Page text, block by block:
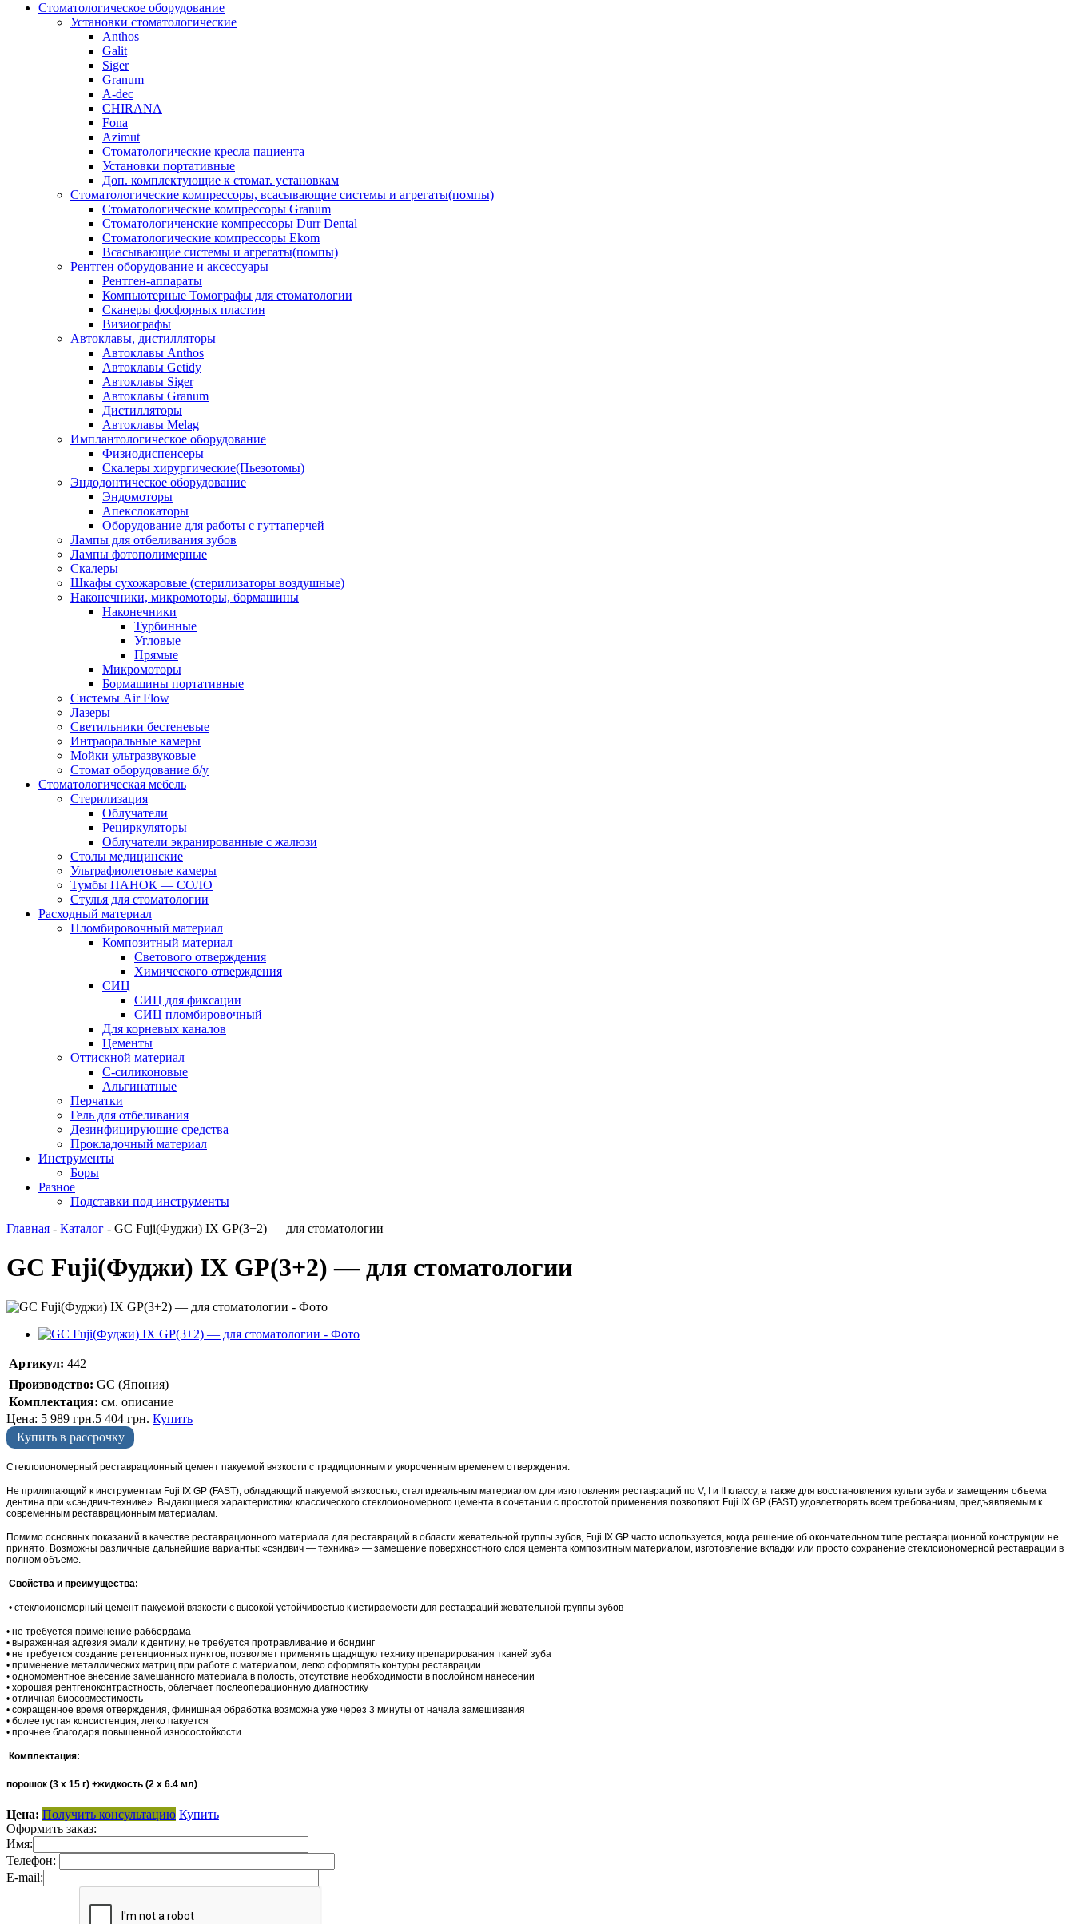
Стоматологическое оборудование
Установки стоматологические
Anthos
Galit
Siger
Granum
A-dec
CHIRANA
Fona
Azimut
Стоматологические кресла пациента
Установки портативные
Доп. комплектующие к стомат. установкам
Стоматологические компрессоры, всасывающие системы и агрегаты(помпы)
Стоматологические компрессоры Granum
Стоматологиченские компрессоры Durr Dental
Стоматологические компрессоры Ekom
Всасывающие системы и агрегаты(помпы)
Рентген оборудование и аксессуары
Рентген-аппараты
Компьютерные Томографы для стоматологии
Сканеры фосфорных пластин
Визиографы
Автоклавы, дистилляторы
Автоклавы Anthos
Автоклавы Getidy
Автоклавы Siger
Автоклавы Granum
Дистилляторы
Автоклавы Melag
Имплантологическое оборудование
Физиодиспенсеры
Скалеры хирургические(Пьезотомы)
Эндодонтическое оборудование
Эндомоторы
Апекслокаторы
Оборудование для работы с гуттаперчей
Лампы для отбеливания зубов
Лампы фотополимерные
Скалеры
Шкафы сухожаровые (стерилизаторы воздушные)
Наконечники, микромоторы, бормашины
Наконечники
Турбинные
Угловые
Прямые
Микромоторы
Бормашины портативные
Системы Air Flow
Лазеры
Светильники бестеневые
Интраоральные камеры
Мойки ультразвуковые
Стомат оборудование б/у
Стоматологическая мебель
Стерилизация
Облучатели
Рециркуляторы
Облучатели экранированные с жалюзи
Столы медицинские
Ультрафиолетовые камеры
Тумбы ПАНОК — СОЛО
Стулья для стоматологии
Расходный материал
Пломбировочный материал
Композитный материал
Светового отверждения
Химического отверждения
СИЦ
СИЦ для фиксации
СИЦ пломбировочный
Для корневых каналов
Цементы
Оттискной материал
С-силиконовые
Альгинатные
Перчатки
Гель для отбеливания
Дезинфицирующие средства
Прокладочный материал
Инструменты
Боры
Разное
Подставки под инструменты
Главная - Каталог - GC Fuji(Фуджи) IX GP(3+2) — для стоматологии
GC Fuji(Фуджи) IX GP(3+2) — для стоматологии
Артикул: 442
Производство: GC (Япония)
Комплектация: см. описание
Цена: 5 989 грн.5 404 грн. Купить
Купить в рассрочку
Стеклоиономерный реставрационный цемент пакуемой вязкости с традиционным и укороченным временем отверждения.
Не прилипающий к инструментам Fuji IX GP (FAST), обладающий пакуемой вязкостью, стал идеальным материалом для изготовления реставраций по V, I и II классу, а также для восстановления культи зуба и замещения объема
дентина при «сэндвич-технике». Выдающиеся характеристики классического стеклоиономерного цемента в сочетании с простотой применения позволяют Fuji IX GP (FAST) удовлетворять всем требованиям, предъявляемым к
современным реставрационным материалам.
Помимо основных показаний в качестве реставрационного материала для реставраций в области жевательной группы зубов, Fuji IX GP часто используется, когда решение об окончательном типе реставрационной конструкции не
принято. Возможны различные дальнейшие варианты: «сэндвич — техника» — замещение поверхностного слоя цемента композитным материалом, изготовление вкладки или просто сохранение стеклоиономерной реставрации в
полном объеме.
Свойства и преимущества:
• стеклоиономерный цемент пакуемой вязкости с высокой устойчивостью к истираемости для реставраций жевательной группы зубов
• не требуется применение раббердама
• выраженная адгезия эмали к дентину, не требуется протравливание и бондинг
• не требуется создание ретенционных пунктов, позволяет применять щадящую технику препарирования тканей зуба
• применение металлических матриц при работе с материалом, легко оформлять контуры реставрации
• одномоментное внесение замешанного материала в полость, отсутствие необходимости в послойном нанесении
• хорошая рентгеноконтрастность, облегчает послеоперационную диагностику
• отличная биосовместимость
• сокращенное время отверждения, финишная обработка возможна уже через 3 минуты от начала замешивания
• более густая консистенция, легко пакуется
• прочнее благодаря повышенной износостойкости
Комплектация:
порошок (3 х 15 г) +жидкость (2 х 6.4 мл)
Цена: Получить консультацию Купить
Оформить заказ:
Имя:
Телефон:
E-mail: